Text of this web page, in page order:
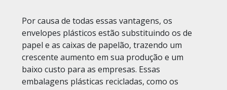
Por causa de todas essas vantagens, os
envelopes plásticos estão substituindo os de
papel e as caixas de papelão, trazendo um
crescente aumento em sua produção e um
baixo custo para as empresas. Essas
embalagens plásticas recicladas, como os